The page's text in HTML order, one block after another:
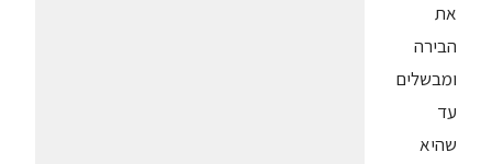
את
הבירה
ומבשלים
עד
שהיא